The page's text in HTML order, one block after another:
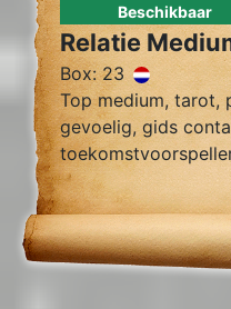
Beschikbaar
Relatie
Box: 23
Top medium, tarot,
gevoelig, gids
zielsverwant,